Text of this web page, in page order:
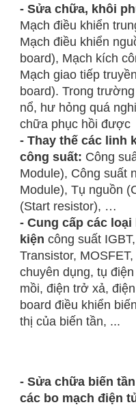
- Sửa chữa, khôi
Mạch điều khiển
Mạch điều khiển
board), Mạch kích
Mạch giao tiếp
board). Trong
nổ, hư hỏng quá
chữa phục hồi được
- Thay thế các linh
công suất: Công
Module), Công suất
Module), Tụ nguồn
(Start resistor), …
- Cung cấp các
kiện công suất
Transistor,
chuyên dụng, tụ
mồi, điện trở xả,
board điều khiển
thị của biến tần, ...
- Sửa chữa biến
các bo mạch điện